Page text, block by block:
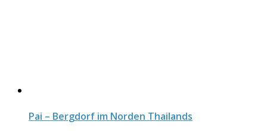
Pai – Bergdorf im Norden Thailands